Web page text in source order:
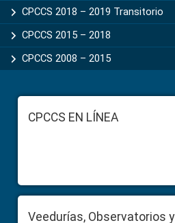
CPCCS 2018 – 2019 Transitorio
CPCCS 2015 – 2018
CPCCS 2008 – 2015
FooterCPCCS EN LÍNEA
Veedurías, Observatorios y